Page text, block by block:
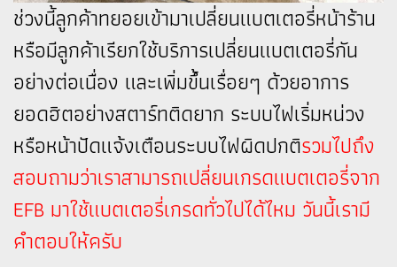
ช่วงนี้ลูกค้าทยอยเข้ามาเปลี่ยนแบตเตอรี่หน้าร้าน
หรือมีลูกค้าเรียกใช้บริการเปลี่ยนแบตเตอรี่กัน
อย่างต่อเนื่อง และเพิ่มขึ้นเรื่อยๆ ด้วยอาการ
ยอดฮิตอย่างสตาร์ทติดยาก ระบบไฟเริ่มหน่วง
หรือหน้าปัดแจ้งเตือนระบบไฟผิดปกติรวมไปถึง
สอบถามว่าเราสามารถเปลี่ยนเกรดแบตเตอรี่จาก
EFB มาใช้แบตเตอรี่เกรดทั่วไปได้ไหม วันนี้เรามี
คำตอบให้ครับ